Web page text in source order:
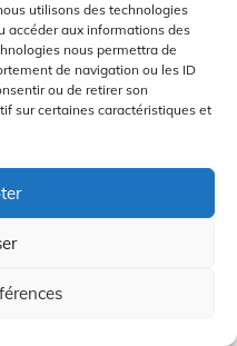
utilisons des technologies
accéder aux informations des
nous permettra de
de navigation ou les ID
ou de retirer son
sur certaines caractéristiques et
publier un